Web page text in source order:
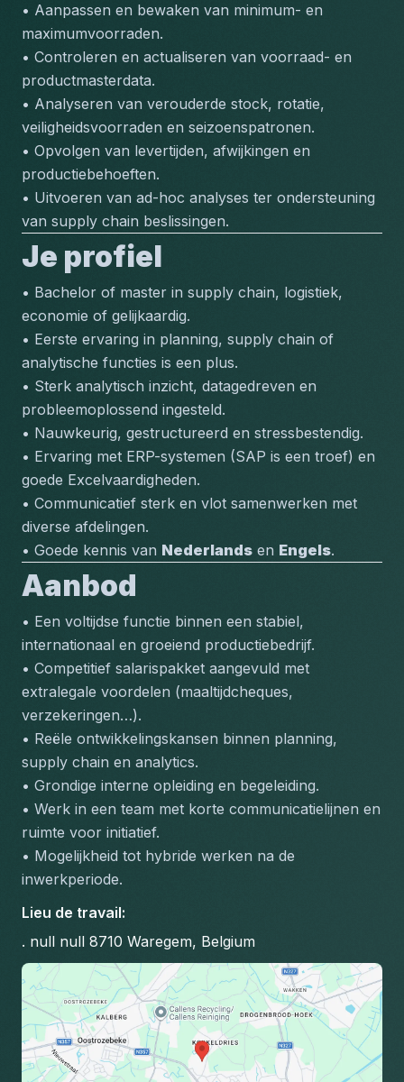
• Aanpassen en bewaken van minimum- en
maximumvoorraden.
• Controleren en actualiseren van voorraad- en
productmasterdata.
• Analyseren van verouderde stock, rotatie,
veiligheidsvoorraden en seizoenspatronen.
• Opvolgen van levertijden, afwijkingen en
productiebehoeften.
• Uitvoeren van ad-hoc analyses ter ondersteuning
van supply chain beslissingen.
Je profiel
• Bachelor of master in supply chain, logistiek,
economie of gelijkaardig.
• Eerste ervaring in planning, supply chain of
analytische functies is een plus.
• Sterk analytisch inzicht, datagedreven en
probleemoplossend ingesteld.
• Nauwkeurig, gestructureerd en stressbestendig.
• Ervaring met ERP-systemen (SAP is een troef) en
goede Excelvaardigheden.
• Communicatief sterk en vlot samenwerken met
diverse afdelingen.
• Goede kennis van Nederlands en Engels.
Aanbod
• Een voltijdse functie binnen een stabiel,
internationaal en groeiend productiebedrijf.
• Competitief salarispakket aangevuld met
extralegale voordelen (maaltijdcheques,
verzekeringen…).
• Reële ontwikkelingskansen binnen planning,
supply chain en analytics.
• Grondige interne opleiding en begeleiding.
• Werk in een team met korte communicatielijnen en
ruimte voor initiatief.
• Mogelijkheid tot hybride werken na de
inwerkperiode.
Lieu de travail:
. null null 8710 Waregem, Belgium